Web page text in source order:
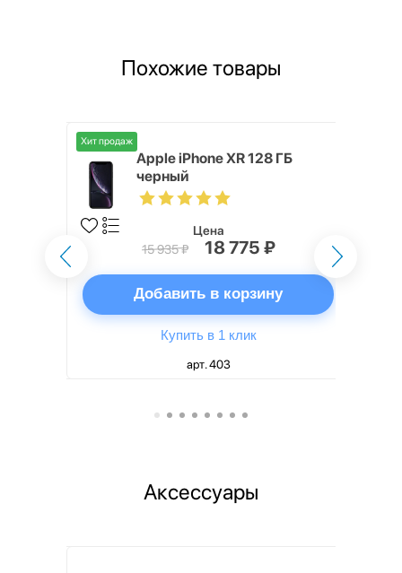
Похожие товары
Хит продаж
Apple iPhone XR 128 ГБ
черный
Цена
15 935 ₽
18 775 ₽
Добавить в корзину
Купить в 1 клик
арт. 403
Аксессуары